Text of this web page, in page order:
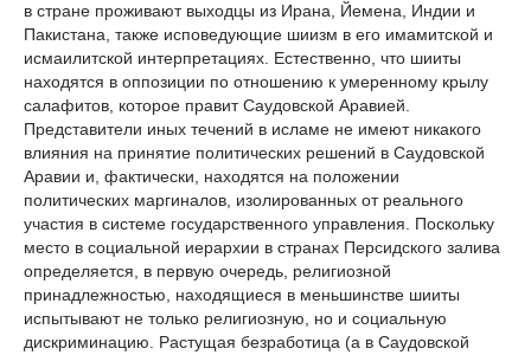
в стране проживают выходцы из Ирана, Йемена, Индии и
Пакистана, также исповедующие шиизм в его имамитской и
исмаилитской интерпретациях. Естественно, что шииты
находятся в оппозиции по отношению к умеренному крылу
салафитов, которое правит Саудовской Аравией.
Представители иных течений в исламе не имеют никакого
влияния на принятие политических решений в Саудовской
Аравии и, фактически, находятся на положении
политических маргиналов, изолированных от реального
участия в системе государственного управления. Поскольку
место в социальной иерархии в странах Персидского залива
определяется, в первую очередь, религиозной
принадлежностью, находящиеся в меньшинстве шииты
испытывают не только религиозную, но и социальную
дискриминацию. Растущая безработица (а в Саудовской